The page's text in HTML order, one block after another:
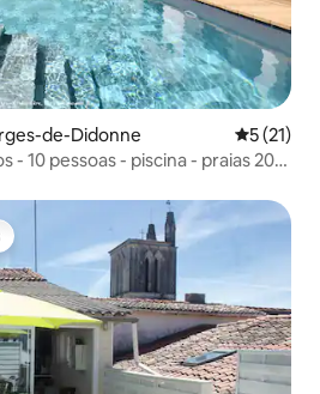
de-Didonne
5 (21)
- 10 pessoas - piscina - praias 200